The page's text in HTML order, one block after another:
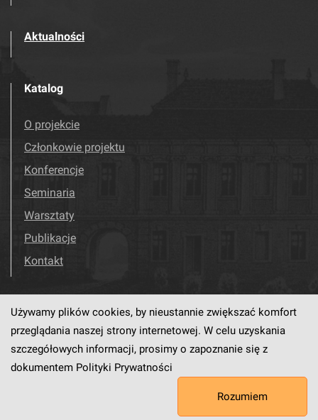
Aktualności
Katalog
O projekcie
Członkowie projektu
Konferencje
Seminaria
Warsztaty
Publikacje
Kontakt
Odwiedź nas! Facebook
Używamy plików cookies, by nieustannie zwiększać komfort
przeglądania naszej strony internetowej. W celu uzyskania
szczegółowych informacji, prosimy o zapoznanie się z
dokumentem Polityki Prywatności
Rozumiem